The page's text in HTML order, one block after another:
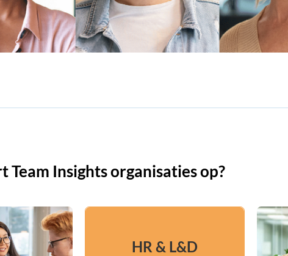
Team Insights organisaties op?
HR & L&D
HR & L&D